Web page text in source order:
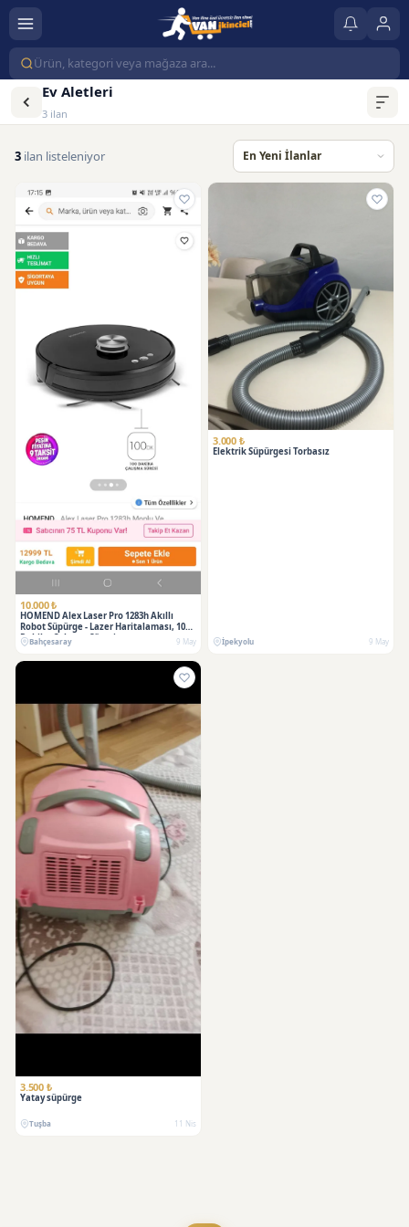
Ev Aletleri
3 ilan
3 ilan listeleniyor
10.000 ₺
HOMEND Alex Laser Pro 1283h Akıllı
Robot Süpürge - Lazer Haritalaması, 100
Dakika Çalışma Süresi
Bahçesaray 9 May
3.000 ₺
Elektrik Süpürgesi Torbasız
İpekyolu 9 May
3.500 ₺
Yatay süpürge
Tuşba 11 Nis